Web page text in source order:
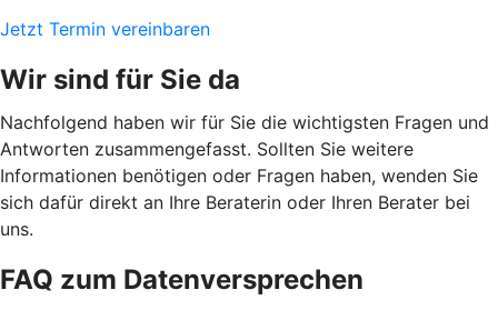
Jetzt Termin vereinbaren
Wir sind für Sie da
Nachfolgend haben wir für Sie die wichtigsten Fragen und
Antworten zusammengefasst. Sollten Sie weitere
Informationen benötigen oder Fragen haben, wenden Sie
sich dafür direkt an Ihre Beraterin oder Ihren Berater bei
uns.
FAQ zum Datenversprechen